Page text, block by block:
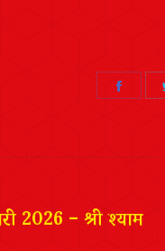
Share
2026 – श्री श्याम